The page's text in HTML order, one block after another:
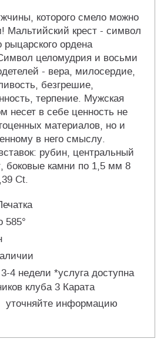
которого смело можно
Мальтийский крест - символ
рыцарского ордена
целомудрия и восьми
- вера, милосердие,
безгрешие,
терпение. Мужская
несет в себе ценность не
материалов, но и
в него смыслу.
рубин, центральный
боковые камни по 1,5 мм 8
Ct.
585°
3-4 недели *услуга доступна
клуба 3 Карата
уточняйте информацию